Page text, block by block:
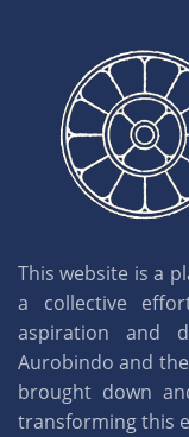
This website is a
a collective
aspiration and
Aurobindo and
brought down
transforming this